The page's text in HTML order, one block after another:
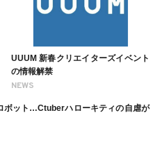
NEWS
UUUM 新春クリエイターズイベント
の情報解禁
ボット…Ctuberハローキティの自虐が